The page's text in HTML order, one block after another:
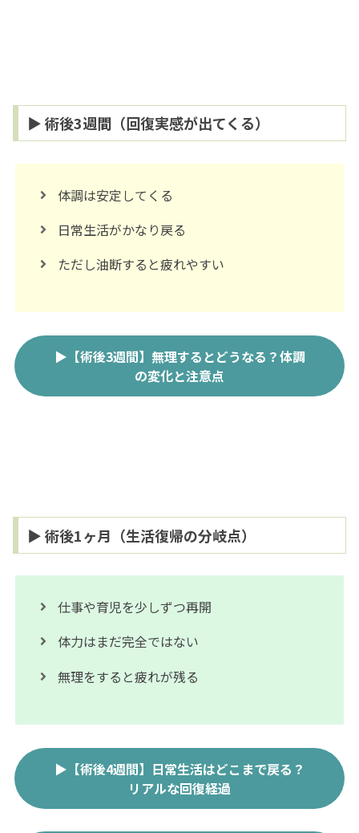
▶ 術後3週間（回復実感が出てくる）
体調は安定してくる
日常生活がかなり戻る
ただし油断すると疲れやすい
▶【術後3週間】無理するとどうなる？体調
の変化と注意点
▶ 術後1ヶ月（生活復帰の分岐点）
仕事や育児を少しずつ再開
体力はまだ完全ではない
無理をすると疲れが残る
▶【術後4週間】日常生活はどこまで戻る？
リアルな回復経過